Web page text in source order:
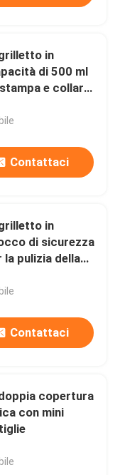
in
di 500 ml
e collare
liquidi
Contattaci
in
di sicurezza
la pulizia della
delle
Contattaci
copertura
con mini